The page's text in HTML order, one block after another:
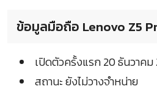
ข้อมูลมือถือ Lenovo Z5
เปิดตัวครั้งแรก 20 ธันวาคม
สถานะ ยังไม่วางจำหน่าย